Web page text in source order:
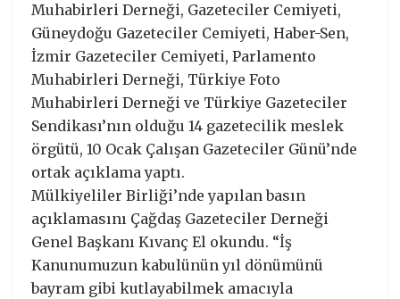
Muhabirleri Derneği, Gazeteciler Cemiyeti,
Güneydoğu Gazeteciler Cemiyeti, Haber-Sen,
İzmir Gazeteciler Cemiyeti, Parlamento
Muhabirleri Derneği, Türkiye Foto
Muhabirleri Derneği ve Türkiye Gazeteciler
Sendikası’nın olduğu 14 gazetecilik meslek
örgütü, 10 Ocak Çalışan Gazeteciler Günü’nde
ortak açıklama yaptı.
Mülkiyeliler Birliği’nde yapılan basın
açıklamasını Çağdaş Gazeteciler Derneği
Genel Başkanı Kıvanç El okundu. “İş
Kanunumuzun kabulünün yıl dönümünü
bayram gibi kutlayabilmek amacıyla